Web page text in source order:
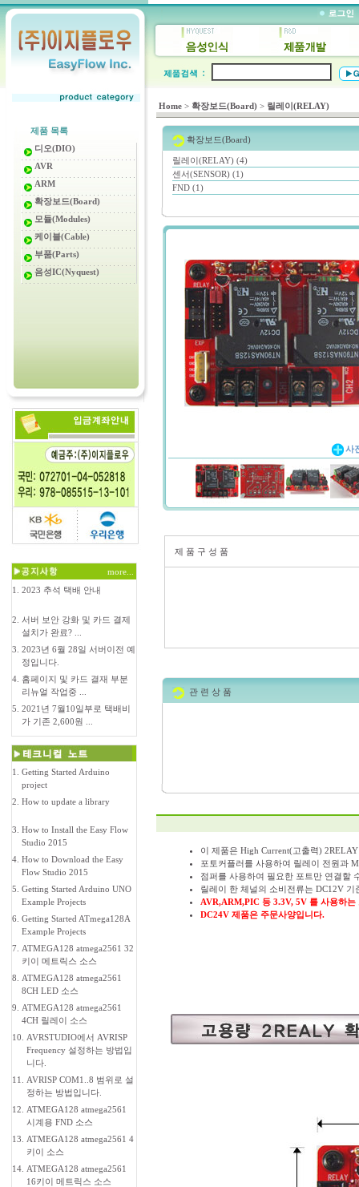
제품 목록
디오(DIO)
AVR
ARM
확장보드(Board)
모듈(Modules)
케이블(Cable)
부품(Parts)
음성IC(Nyquest)
more...
1. 2023 추석 택배 안내
2. 서버 보안 강화 및 카드 결제
설치가 완료? ...
3. 2023년 6월 28일 서버이전 예
정입니다.
4. 홈페이지 및 카드 결재 부분
리뉴얼 작업중 ...
5. 2021년 7월10일부로 택배비
가 기존 2,600원 ...
1. Getting Started Arduino
project
2. How to update a library
3. How to Install the Easy Flow
Studio 2015
4. How to Download the Easy
Flow Studio 2015
5. Getting Started Arduino UNO
Example Projects
6. Getting Started ATmega128A
Example Projects
7. ATMEGA128 atmega2561 32
키이 메트릭스 소스
8. ATMEGA128 atmega2561
8CH LED 소스
9. ATMEGA128 atmega2561
4CH 릴레이 소스
10. AVRSTUDIO에서 AVRISP
Frequency 설정하는 방법입
니다.
11. AVRISP COM1..8 범위로 설
정하는 방법입니다.
12. ATMEGA128 atmega2561
시계용 FND 소스
13. ATMEGA128 atmega2561 4
키이 소스
14. ATMEGA128 atmega2561
16키이 메트릭스 소스
Home > 확장보드(Board) > 릴레이(RELAY)
확장보드(Board)
릴레이(RELAY) (4)
센서(SENSOR) (1)
FND (1)
사
제 품 구 성 품
관 련 상 품
이 제품은 High Current(고출력)
포토커플러를 사용하여 릴레이 전원과
점퍼를 사용하여 필요한 포트만 연결할
릴레이 한 체널의 소비전류는 DC12V 기
AVR,ARM,PIC 등 3.3V, 5V 를 사용하
DC24V 제품은 주문사양입니다.